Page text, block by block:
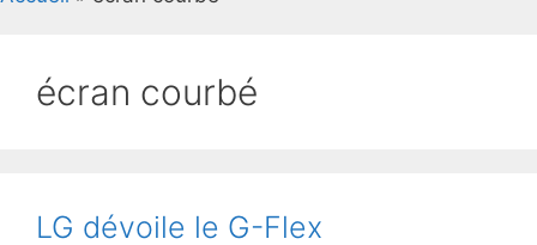
écran courbé
LG dévoile le G-Flex